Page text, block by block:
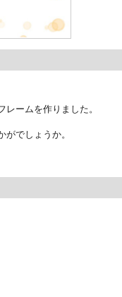
ームを作りました。
でしょうか。